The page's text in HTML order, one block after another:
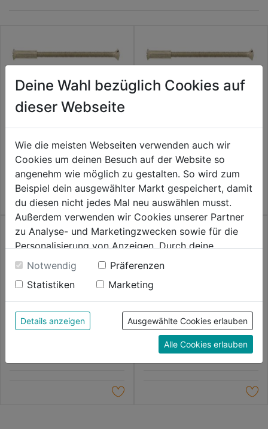
Hülsenschraube Messing
0.0 (0)
0.0
von
Sternen.
3,79€
0.0 (0)
0.0
von
5
Sternen.
3,79€
0.0 (0)
5
0.0 (0)
5
3,79€
Deine Wahl bezüglich Cookies auf
dieser Webseite
Wie die meisten Webseiten verwenden auch wir
Cookies um deinen Besuch auf der Website so
angenehm wie möglich zu gestalten. So wird zum
Beispiel dein ausgewählter Markt gespeichert, damit
du diesen nicht jedes Mal neu auswählen musst.
Außerdem verwenden wir Cookies unserer Partner
zu Analyse- und Marketingzwecken sowie für die
Personalisierung von Anzeigen. Durch deine
Einwilligung werden die Daten von Drittanbieter,
unter anderem auch in den USA, verarbeitet.
Durch Klick auf "Alle Cookies erlauben" stimmst du
der Verwendung aller Cookies zu. Unter "Details
anzeigen" findest du alle Infos zu den
unterschiedlichen Cookies, unter "Cookies
Konfigurieren" kannst du auswählen, welche Cookies
du zulassen möchtest und welche nicht.
Datenschutzerklärung.
Notwendig
Präferenzen
Statistiken
Marketing
Details anzeigen Ausgewählte Cookies erlauben
Alle Cookies erlauben